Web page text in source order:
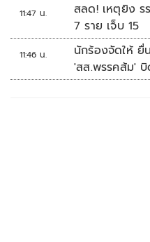
11:47 น.
สลด! เหตุยิง ร
7 ราย เจ็บ 15
11:46 น.
นักร้องจัดให้ ยื่น ป.ป.ช.สอบจริยธรรม
'สส.พรรคส้ม' บิ
ทหาร'